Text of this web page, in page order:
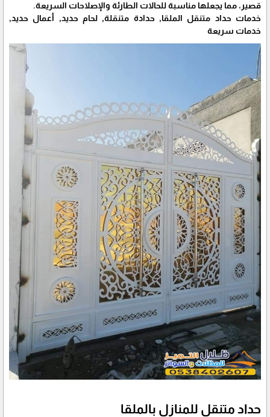
قصير، مما يجعلها مناسبة للحالات الطارئة والإصلاحات السريعة.
خدمات حداد متنقل الملقا, حدادة متنقلة, لحام حديد, أعمال حديد,
خدمات سريعة
حداد متنقل للمنازل بالملقا